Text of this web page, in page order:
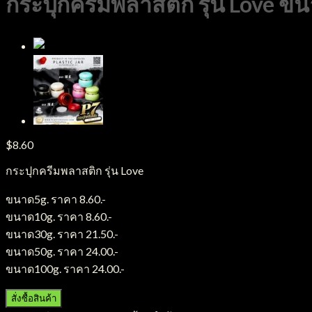
$8.60
กระปุกครีมพลาสติก รุ่น Love
ขนาด5g. ราคา 8.60.-
ขนาด10g. ราคา 8.60.-
ขนาด30g. ราคา 21.50.-
ขนาด50g. ราคา 24.00.-
ขนาด100g. ราคา 24.00.-
สั่งซื้อสินค้า